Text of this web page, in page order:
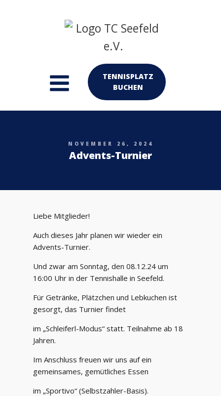
TENNISPLATZ
BUCHEN
NOVEMBER 26, 2024
Advents-Turnier
Liebe Mitglieder!
Auch dieses Jahr planen wir wieder ein
Advents-Turnier.
Und zwar am Sonntag, den 08.12.24 um
16:00 Uhr in der Tennishalle in Seefeld.
Für Getränke, Plätzchen und Lebkuchen ist
gesorgt, das Turnier findet
im „Schleiferl-Modus“ statt. Teilnahme ab 18
Jahren.
Im Anschluss freuen wir uns auf ein
gemeinsames, gemütliches Essen
im „Sportivo“ (Selbstzahler-Basis).